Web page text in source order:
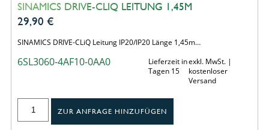
SINAMICS DRIVE-CLIQ LEITUNG 1,45M
29,90 €
SINAMICS DRIVE-CLiQ Leitung IP20/IP20 Länge 1,45m…
6SL3060-4AF10-0AA0
Lieferzeit in
Tagen 15
exkl. MwSt. |
kostenloser
Versand
ZUR ANFRAGE HINZUFÜGEN